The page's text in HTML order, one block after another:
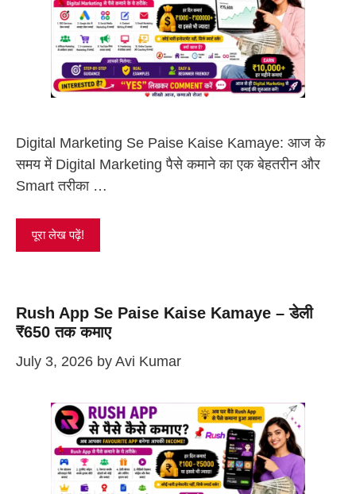
Digital Marketing Se Paise Kaise Kamaye: आज के
समय में Digital Marketing पैसे कमाने का एक बेहतरीन और
Smart तरीका …
पूरा लेख पढ़ें!
Rush App Se Paise Kaise Kamaye – डेली
₹650 तक कमाए
July 3, 2026 by Avi Kumar